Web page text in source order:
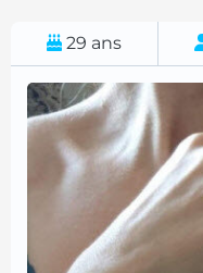
29 ans